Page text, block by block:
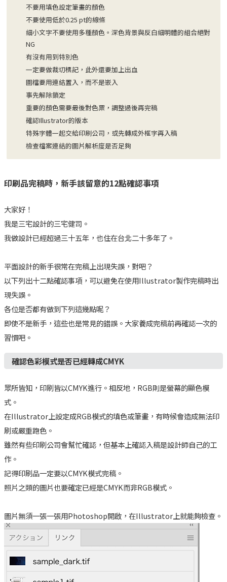
不要用填色設定筆畫的顏色
不要使用低於0.25 pt的線條
細小文字不要使用多種顏色。深色背景與反白細明體的組合絕對
NG
有沒有用到特別色
一定要做裁切標記，此外還要加上出血
圖檔要用連結置入，而不是嵌入
事先解除鎖定
重要的顏色需要最後對色票，調整過後再完稿
確認Illustrator的版本
特殊字體一起交給印刷公司，或先轉成外框字再入稿
檢查檔案連結的圖片解析度是否足夠
印刷品完稿時，新手該留意的12點確認事項
大家好！
我是三宅設計的三宅健司。
我做設計已經超過三十五年，也住在台北二十多年了。
平面設計的新手很常在完稿上出現失誤，對吧？
以下列出十二點確認事項，可以避免在使用Illustrator製作完稿時出
現失誤。
各位是否都有做到下列這幾點呢？
即使不是新手，這些也是常見的錯誤。大家養成完稿前再確認一次的
習慣吧。
確認色彩模式是否已經轉成CMYK
眾所皆知，印刷皆以CMYK進行。相反地，RGB則是螢幕的顯色模
式。
在Illustrator上設定成RGB模式的填色或筆畫，有時候會造成無法印
刷或嚴重跑色。
雖然有些印刷公司會幫忙確認，但基本上確認入稿是設計師自己的工
作。
記得印刷品一定要以CMYK模式完稿。
照片之類的圖片也要確定已經是CMYK而非RGB模式。
圖片無須一張一張用Photoshop開啟，在Illustrator上就能夠檢查。